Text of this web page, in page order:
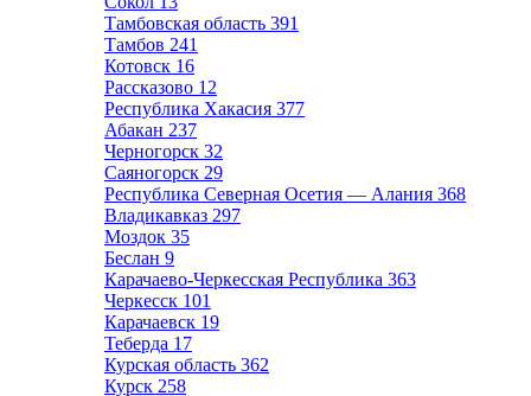
Тамбовская область 391
Тамбов 241
Котовск 16
Рассказово 12
Республика Хакасия 377
Абакан 237
Черногорск 32
Саяногорск 29
Республика Северная Осетия — Алания 368
Владикавказ 297
Моздок 35
Беслан 9
Карачаево-Черкесская Республика 363
Черкесск 101
Карачаевск 19
Теберда 17
Курская область 362
Курск 258